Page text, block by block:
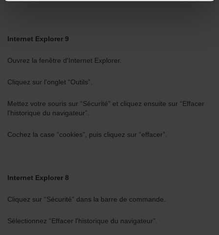
Internet Explorer 9
Ouvrez la fenêtre d'Internet Explorer.
Cliquez sur l'onglet “Outils”.
Mettez votre souris sur “Sécurité” et cliquez ensuite sur “Effacer
l'historique du navigateur”.
Cochez la case “cookies”, puis cliquez sur “effacer”.
Internet Explorer 8
Cliquez sur “Sécurité” dans la barre de commande.
Sélectionnez “Effacer l'historique du navigateur”.